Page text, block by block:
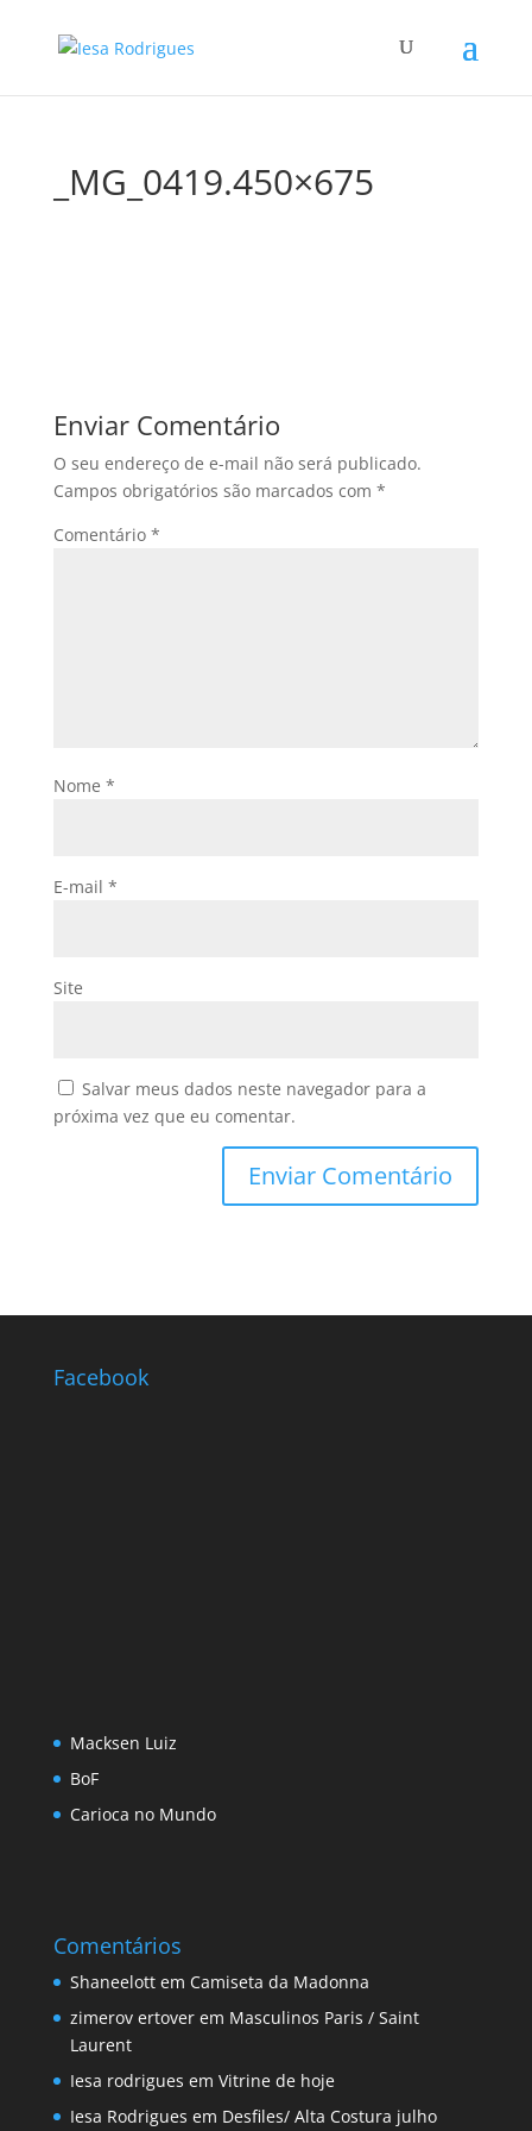
_MG_0419.450×675
Enviar Comentário
O seu endereço de e-mail não será publicado.
Campos obrigatórios são marcados com *
Comentário *
Nome *
E-mail *
Site
Salvar meus dados neste navegador para a
próxima vez que eu comentar.
Facebook
Macksen Luiz
BoF
Carioca no Mundo
Comentários
Shaneelottem Camiseta da Madonna
zimerov ertoverem Masculinos Paris / Saint
Laurent
Iesa rodrigues em Vitrine de hoje
Iesa Rodrigues em Desfiles/ Alta Costura julho